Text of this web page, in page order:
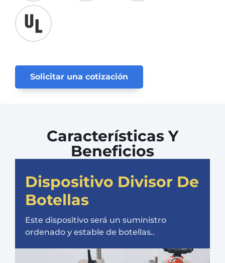
Solicitar una cotización
Características Y
Beneficios
Dispositivo Divisor De
Botellas
Este dispositivo será un suministro
ordenado y estable de botellas..